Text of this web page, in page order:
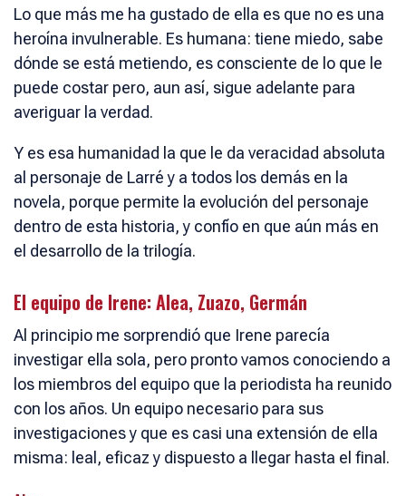
Lo que más me ha gustado de ella es que no es una
heroína invulnerable. Es humana: tiene miedo, sabe
dónde se está metiendo, es consciente de lo que le
puede costar pero, aun así, sigue adelante para
averiguar la verdad.
Y es esa humanidad la que le da veracidad absoluta
al personaje de Larré y a todos los demás en la
novela, porque permite la evolución del personaje
dentro de esta historia, y confío en que aún más en
el desarrollo de la trilogía.
El equipo de Irene: Alea, Zuazo, Germán
Al principio me sorprendió que Irene parecía
investigar ella sola, pero pronto vamos conociendo a
los miembros del equipo que la periodista ha reunido
con los años. Un equipo necesario para sus
investigaciones y que es casi una extensión de ella
misma: leal, eficaz y dispuesto a llegar hasta el final.